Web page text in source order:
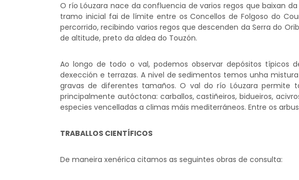
O río Lóuzara nace da confluencia de varios regos que baixan
tramo inicial fai de límite entre os Concellos de Folgoso do
percorrido, recibindo varios regos que descenden da Serra do
de altitude, preto da aldea do Touzón.
Ao longo de todo o val, podemos observar depósitos típicos
dexección e terrazas. A nivel de sedimentos temos unha
gravas de diferentes tamaños. O val do río Lóuzara permite
principalmente autóctona: carballos, castiñeiros, bidueiros,
especies vencelladas a climas máis mediterráneos. Entre os
TRABALLOS CIENTÍFICOS
De maneira xenérica citamos as seguintes obras de consulta: